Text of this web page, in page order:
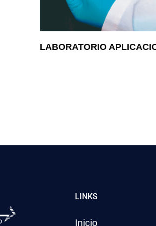
LABORATORIO
LINKS
Inicio